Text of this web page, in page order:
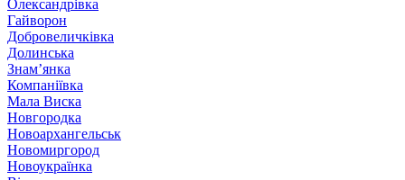
Олександрівка
Гайворон
Добровеличківка
Долинська
Знам’янка
Компаніївка
Мала Виска
Новгородка
Новоархангельськ
Новомиргород
Новоукраїнка